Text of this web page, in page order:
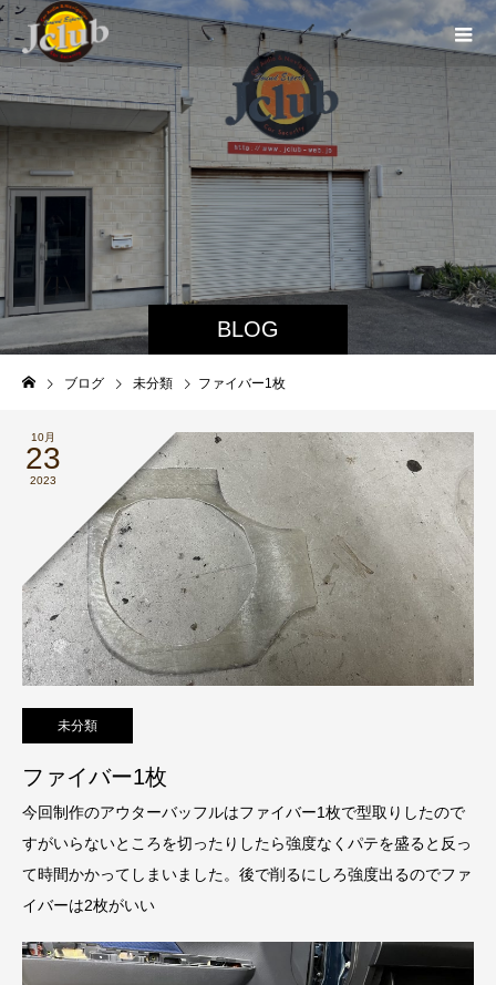
BLOG
ブログ 未分類 ファイバー1枚
10月
23
2023
未分類
ファイバー1枚
今回制作のアウターバッフルはファイバー1枚で型取りしたので
すがいらないところを切ったりしたら強度なくパテを盛ると反っ
て時間かかってしまいました。後で削るにしろ強度出るのでファ
イバーは2枚がいい